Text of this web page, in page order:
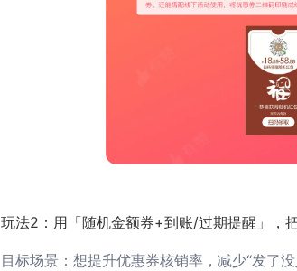
玩法2：用「随机金额券+到账/过期提醒」，
目标场景：想提升优惠券核销率，减少“发了